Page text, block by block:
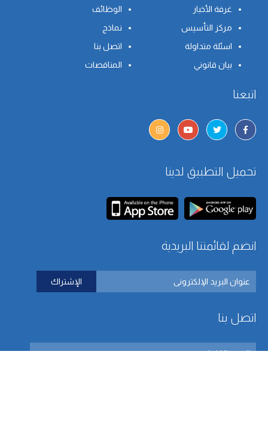
غرفة الأخبار
الوظائف
مركز التأسيس
نماذج
اسئلة متداولة
اتصل بنا
بيان قانوني
المناقصات
اتبعنا
تحميل التطبيق لدينا
انضم لقائمتنا البريدية
اتصل بنا